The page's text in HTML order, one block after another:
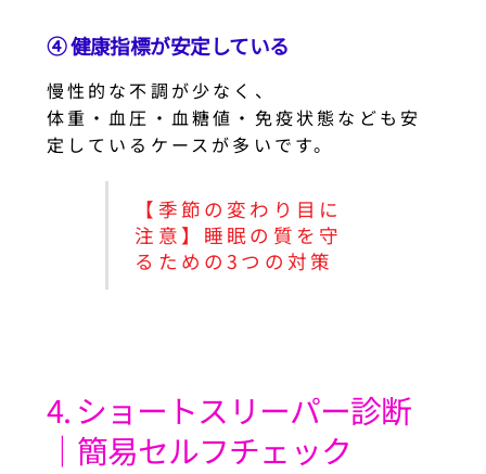
④ 健康指標が安定している
慢性的な不調が少なく、
体重・血圧・血糖値・免疫状態なども安
定しているケースが多いです。
【季節の変わり目に
注意】睡眠の質を守
るための3つの対策
4. ショートスリーパー診断
｜簡易セルフチェック